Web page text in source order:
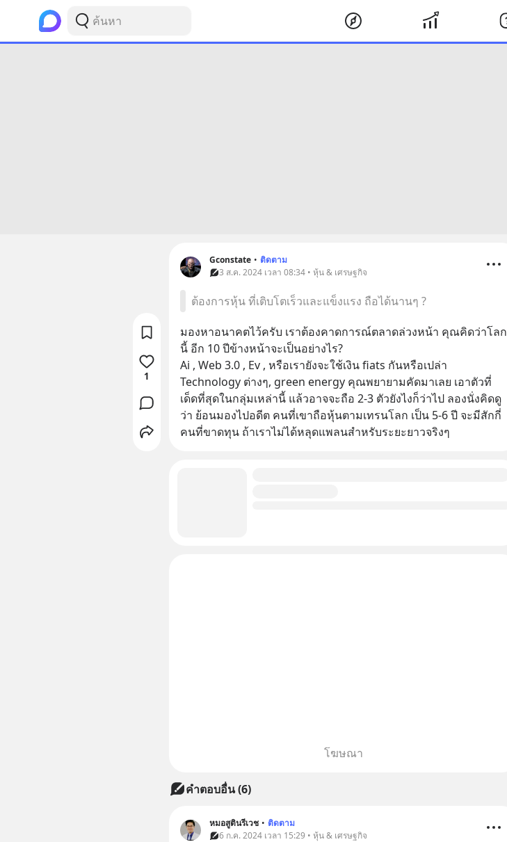
Gconstate • ติดตาม
3 ส.ค. 2024 เวลา 08:34 • หุ้น & เศรษฐกิจ
ต้องการหุ้น ที่เติบโตเร็วและแข็งแรง ถือได้นานๆ ?
มองหาอนาคตไว้ครับ เราต้องคาดการณ์ตลาดล่วงหน้า คุณคิดว่าโลก
นี้ อีก 10 ปีข้างหน้าจะเป็นอย่างไร?
Ai , Web 3.0 , Ev , หรือเรายังจะใช้เงิน fiats กันหรือเปล่า
Technology ต่างๆ, green energy คุณพยายามคัดมาเลย เอาตัวที่
เด็ดที่สุดในกลุ่มเหล่านี้ แล้วอาจจะถือ 2-3 ตัวยังไงก็ว่าไป ลองนั่งคิดดู
ว่า ย้อนมองไปอดีต คนที่เขาถือหุ้นตามเทรนโลก เป็น 5-6 ปี จะมีสักกี่
คนที่ขาดทุน ถ้าเราไม่ได้หลุดแพลนสำหรับระยะยาวจริงๆ
1
โฆษณา
คำตอบอื่น(6)
หมอสูตินรีเวช • ติดตาม
6 ก.ค. 2024 เวลา 15:29 • หุ้น & เศรษฐกิจ